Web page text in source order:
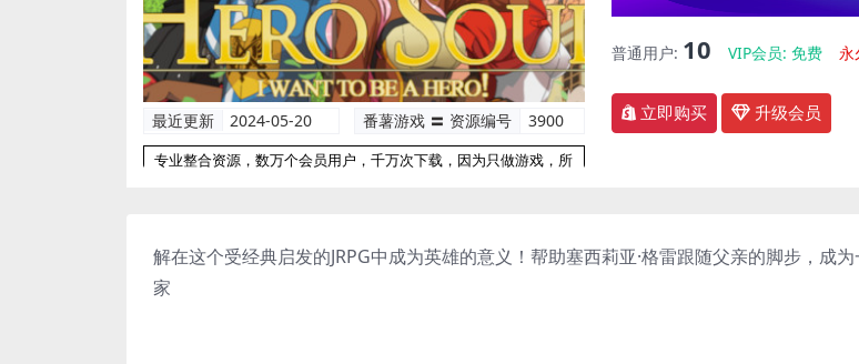
最近更新 2024-05-20 番薯游戏 〓 资源编号 3900
专业整合资源，数万个会员用户，千万次下载，因为只做游戏，所
普通用户: 10 VIP会员:免费
立即购买 升级会员
解在这个受经典启发的JRPG中成为英雄的意义！帮助塞西莉亚·格雷跟随父亲的脚步，成
家